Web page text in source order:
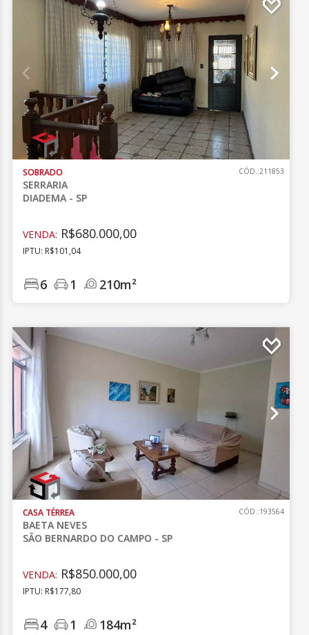
SOBRADO
SERRARIA
DIADEMA - SP
CÓD.:211853
VENDA: R$680.000,00
IPTU: R$101,04
6 1 210m²
CASA TÉRREA
BAETA NEVES
SÃO BERNARDO DO CAMPO - SP
CÓD.:193564
VENDA: R$850.000,00
IPTU: R$177,80
4 1 184m²